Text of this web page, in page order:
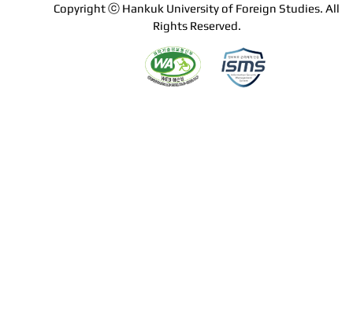
Copyright ⓒ Hankuk University of Foreign Studies. All
Rights Reserved.